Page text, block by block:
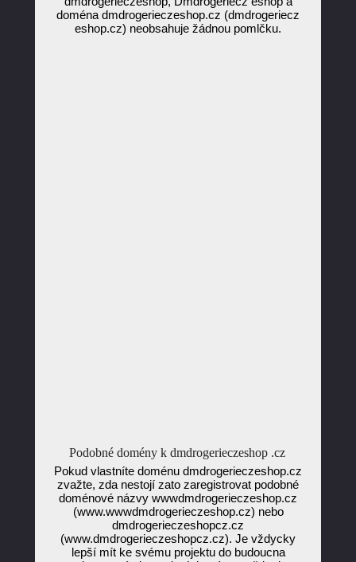
doména dmdrogerieczeshop.cz (dmdrogeriecz
eshop.cz) neobsahuje žádnou pomlčku.
Podobné domény k dmdrogerieczeshop .cz
Pokud vlastníte doménu dmdrogerieczeshop.cz
zvažte, zda nestojí zato zaregistrovat podobné
doménové názvy wwwdmdrogerieczeshop.cz
(www.wwwdmdrogerieczeshop.cz) nebo
dmdrogerieczeshopcz.cz
(www.dmdrogerieczeshopcz.cz). Je vždycky
lepší mít ke svému projektu do budoucna